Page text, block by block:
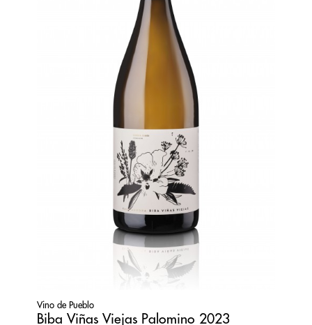
Vino de Pueblo
Biba Viñas Viejas Palomino 2023